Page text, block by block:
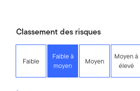
Classement des risques
Faible
Faible à
moyen
Moyen
Moyen à
élevé